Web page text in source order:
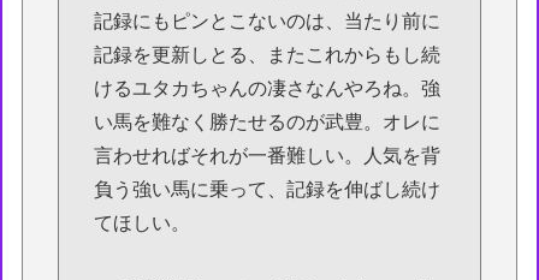
記録にもピンとこないのは、当たり前に
記録を更新しとる、またこれからもし続
けるユタカちゃんの凄さなんやろね。強
い馬を難なく勝たせるのが武豊。オレに
言わせればそれが一番難しい。人気を背
負う強い馬に乗って、記録を伸ばし続け
てほしい。